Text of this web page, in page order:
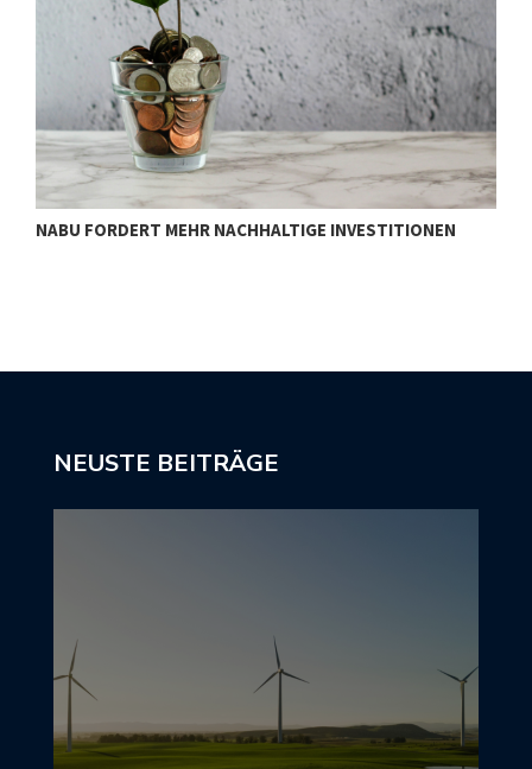
NABU FORDERT MEHR NACHHALTIGE INVESTITIONEN
NEUSTE BEITRÄGE